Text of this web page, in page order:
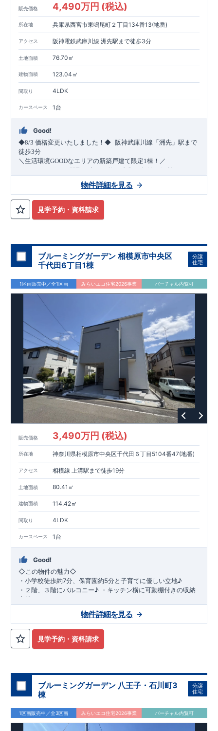
販売価格 4,490万円 (税込)
所在地 兵庫県西宮市東鳴尾町２丁目134番13(地番)
アクセス 阪神電鉄武庫川線 洲先駅まで徒歩3分
土地面積 76.70㎡
建物面積 123.04㎡
間取り 4LDK
カースペース 1台
Good!
◆8/3 価格変更いたしました！◆ ​阪神武庫川線 「洲先」駅まで
徒歩3分
＼生活環境GOODなエリアの新築戸建て限定1棟！／
・2部屋から行き来できる
・デザインと機能性を兼ね備えたオープンサニタリー
リビング全体を見渡せる
​
ーパー）徒歩10分 約787ｍ)​
・網戸
↓クリックすると特設ページにジャンプします↓
2024 年グッドデザイン賞 プロジェクト同時受賞
せる道」 ○第18回キッズデザイン賞受賞 ・2024年、東栄住宅
の新たな空間提案 「マルチエント ランス」が受賞いたしまし
た！
耐震等級最高等級3 ・数百年に一度の地震に耐える力
倍の耐震性！
ー採用で安心！ ○BELS ・エコ住宅としての性能評価を全号棟
が取得しています！ ○住宅性能評価ダブル取得 ・『設計』住
ております。
・『建設』住宅性能評価…評価を受けた図面通
りに施工されているか、建設までに計4回チェックが行われま
す。
平日・休日ご内覧可能です！
ぜひお気軽にお問い合わせください♪ 西宮営業所 TEL
0798-
38-1246​(定休日：火・水・年末年始
見学予約・資料請求
物件詳細を見る
ブルーミングガーデン 相模原市中央区
千代田6丁目1棟
分譲
住宅
1区画販売中／全1区画 みらいエコ住宅2026事業 バーチャル内覧可
販売価格 3,490万円 (税込)
所在地 神奈川県相模原市中央区千代田６丁目5104番47(地番)
アクセス 相模線 上溝駅まで徒歩19分
土地面積 80.41㎡
建物面積 114.42㎡
間取り 4LDK
カースペース 1台
Good!
◇ この物件の魅力◇
・小学校徒歩約7分、保育園約5分と子育てに優しい立地♪
・２階、３階にバルコニー♪ ・キッチン横に可動棚付きの収納
完備。
相模線「上溝」駅徒歩19分 ◇ロケーション
・相模原市立星が丘小学校
徒歩7分 ・オーケ
ー相模原店
模原店 徒歩
・やまうち医院 徒歩
ります。
・設計、施工、営業が互いに協力しあい、最良のプラ
ンを提供いたします。 ・不要な中間マージンを抑えることで、
コストダウンに努めています。
・東栄住宅
の建物は、国が定めた耐震等級で3を取得。建築基準法で定め
られた、｢数百年に一度発生する地震に対して、倒壊、崩壊しな
い。｣という基準から、さらに
・東栄住宅では、お引渡し後最大10回の無料定期点検と、
年
間の品質保証を実施。お引渡しからが本当のお付き合いだと考
え、アフターサービスを外部の業者に委託せず、東栄住宅グル
ープ「東栄ホームサービス株式会社」にて責任をもって対応い
たします。
見学予約・資料請求
物件詳細を見る
ブルーミングガーデン 八王子・石川町3
棟
分譲
住宅
1区画販売中／全3区画 みらいエコ住宅2026事業 バーチャル内覧可